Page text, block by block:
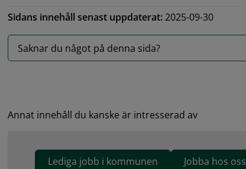
Sidans innehåll senast uppdaterat: 2025-09-30
Saknar du något på denna sida?
Annat innehåll du kanske är intresserad av
Lediga jobb i kommunen Jobba hos oss